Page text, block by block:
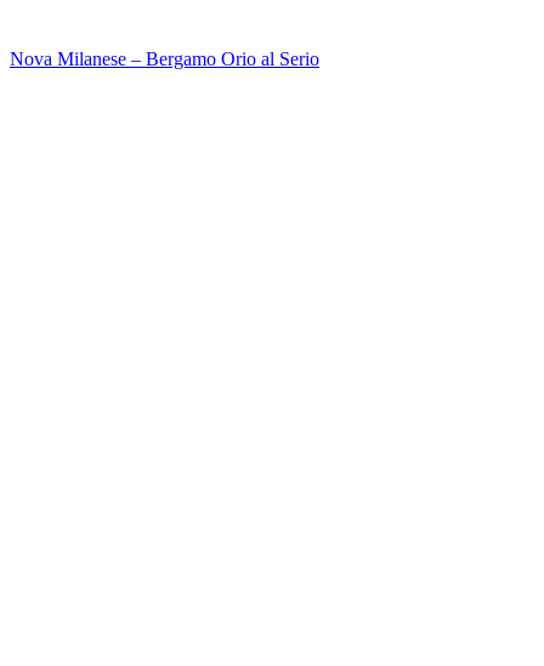
Nova Milanese – Bergamo Orio al Serio